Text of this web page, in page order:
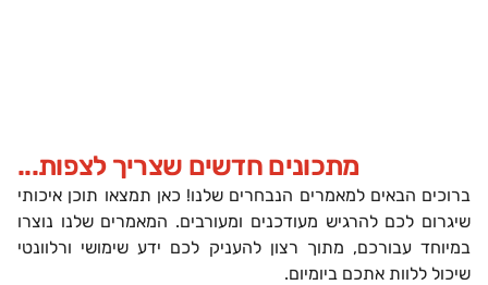
מתכונים חדשים שצריך לצפות...
ברוכים הבאים למאמרים הנבחרים שלנו! כאן תמצאו תוכן איכותי
שיגרום לכם להרגיש מעודכנים ומעורבים. המאמרים שלנו נוצרו
במיוחד עבורכם, מתוך רצון להעניק לכם ידע שימושי ורלוונטי
שיכול ללוות אתכם ביומיום.